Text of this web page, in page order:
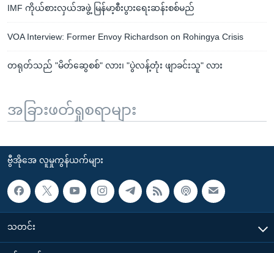
IMF ကိုယ်စားလှယ်အဖွဲ့ မြန်မာ့စီးပွားရေးဆန်းစစ်မည်
VOA Interview: Former Envoy Richardson on Rohingya Crisis
တရုတ်သည် "မိတ်ဆွေစစ်" လား၊ "ပွဲလန့်တုံး ဖျာခင်းသူ" လား
အခြားဖတ်ရှုစရာများ
ဗွီအိုအေ လူမှုကွန်ယက်များ
သတင်း